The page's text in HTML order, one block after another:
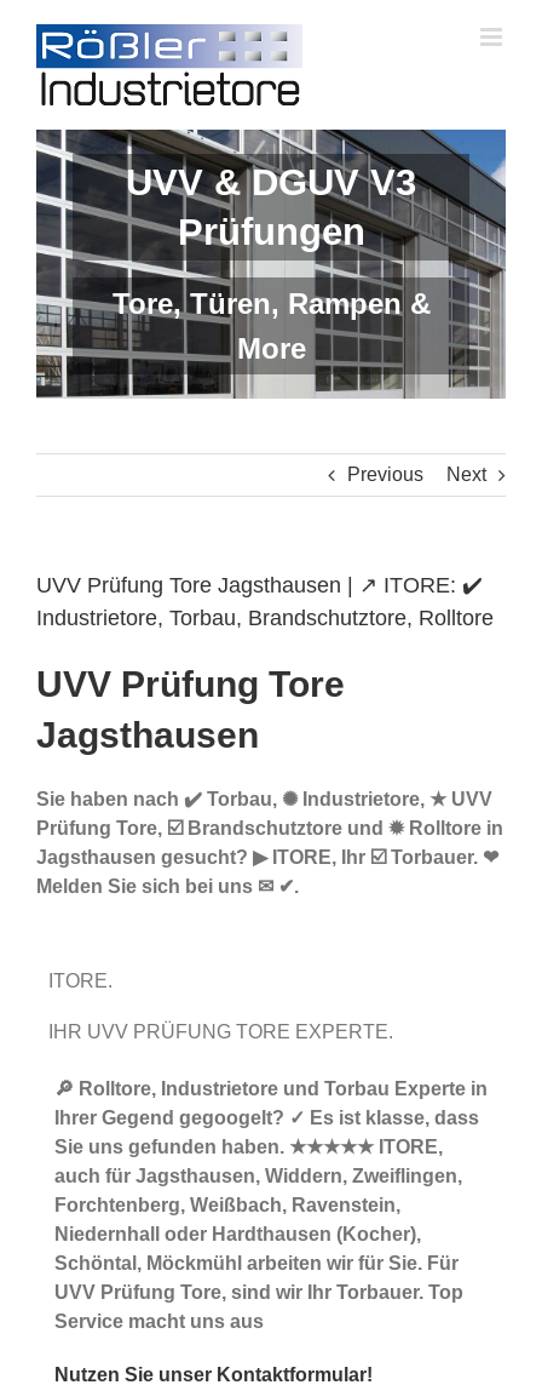
content
UVV & DGUV V3
Prüfungen
Tore, Türen, Rampen &
More
Previous Next
UVV Prüfung Tore Jagsthausen | ↗️ ITORE: ✔️
Industrietore, Torbau, Brandschutztore, Rolltore
UVV Prüfung Tore
Jagsthausen
Sie haben nach ✔️ Torbau, ✺ Industrietore, ★ UVV
Prüfung Tore, ☑️ Brandschutztore und ✹ Rolltore in
Jagsthausen gesucht? ▶︎ ITORE, Ihr ☑️ Torbauer. ❤
Melden Sie sich bei uns ✉ ✔.
ITORE.
IHR UVV PRÜFUNG TORE EXPERTE.
🔎 Rolltore, Industrietore und Torbau Experte in
Ihrer Gegend gegoogelt? ✓ Es ist klasse, dass
Sie uns gefunden haben. ★★★★★ ITORE,
auch für Jagsthausen, Widdern, Zweiflingen,
Forchtenberg, Weißbach, Ravenstein,
Niedernhall oder Hardthausen (Kocher),
Schöntal, Möckmühl arbeiten wir für Sie. Für
UVV Prüfung Tore, sind wir Ihr Torbauer. Top
Service macht uns aus
Nutzen Sie unser Kontaktformular!